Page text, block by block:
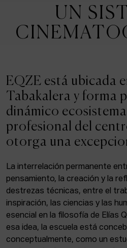
KINOFABRIKA
LA CASA DEL CINE
ACTUALIDAD
Facebook Equis
© Elías Querejeta
Tabakalera · Andre
UN
EQZE está ubicada
Tabakalera y forma
dinámico
profesional del
otorga una
La interrelación permanente
pensamiento, la creación y la
destrezas técnicas, entre el
inspiración, las ciencias y las
esencial en la filosofía de Elías
esa idea, la escuela está
conceptualmente, como un